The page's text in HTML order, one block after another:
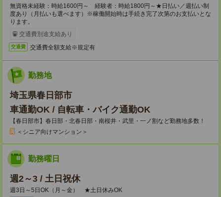
無資格未経験：時給1600円～ 経験者：時給1800円～★日払い／週払い制
度あり（月払いも選べます）※稼働開始時は手続き完了次第のお支払いとな
ります。
交通費別途支給あり
交通費 交通費全額支給※規定有
勤務地
埼玉県春日部市
車通勤OK / 自転車・バイク通勤OK
【春日部市】春日部・北春日部・南桜井・武里・一ノ割など勤務地多数！
＜シニア向けマンション＞
勤務曜日
週2～3 / 土日祝休
週3日～5日OK（月～金） ★土日休みOK